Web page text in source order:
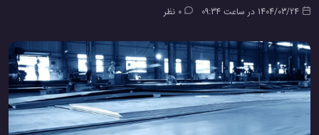
1404/03/24 در ساعت 09:34 0 نظر